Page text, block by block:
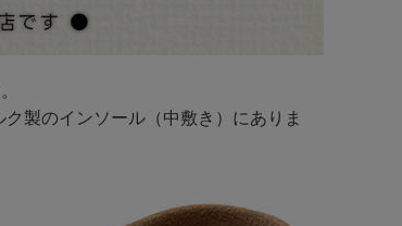
製のインソール（中敷き）にありま